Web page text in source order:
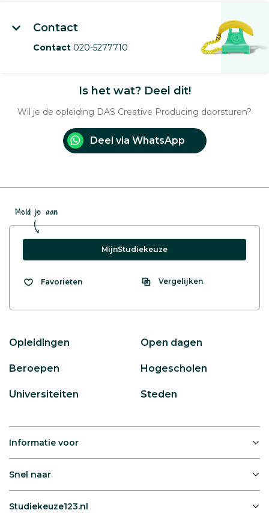
Contact
Contact 020-5277710
Is het wat? Deel dit!
Wil je de opleiding DAS Creative Producing doorsturen?
Deel via WhatsApp
Meld je aan
MijnStudiekeuze
Favorieten Vergelijken
Opleidingen Open dagen
Beroepen Hogescholen
Universiteiten Steden
Informatie voor
Snel naar
Studiekeuze123.nl